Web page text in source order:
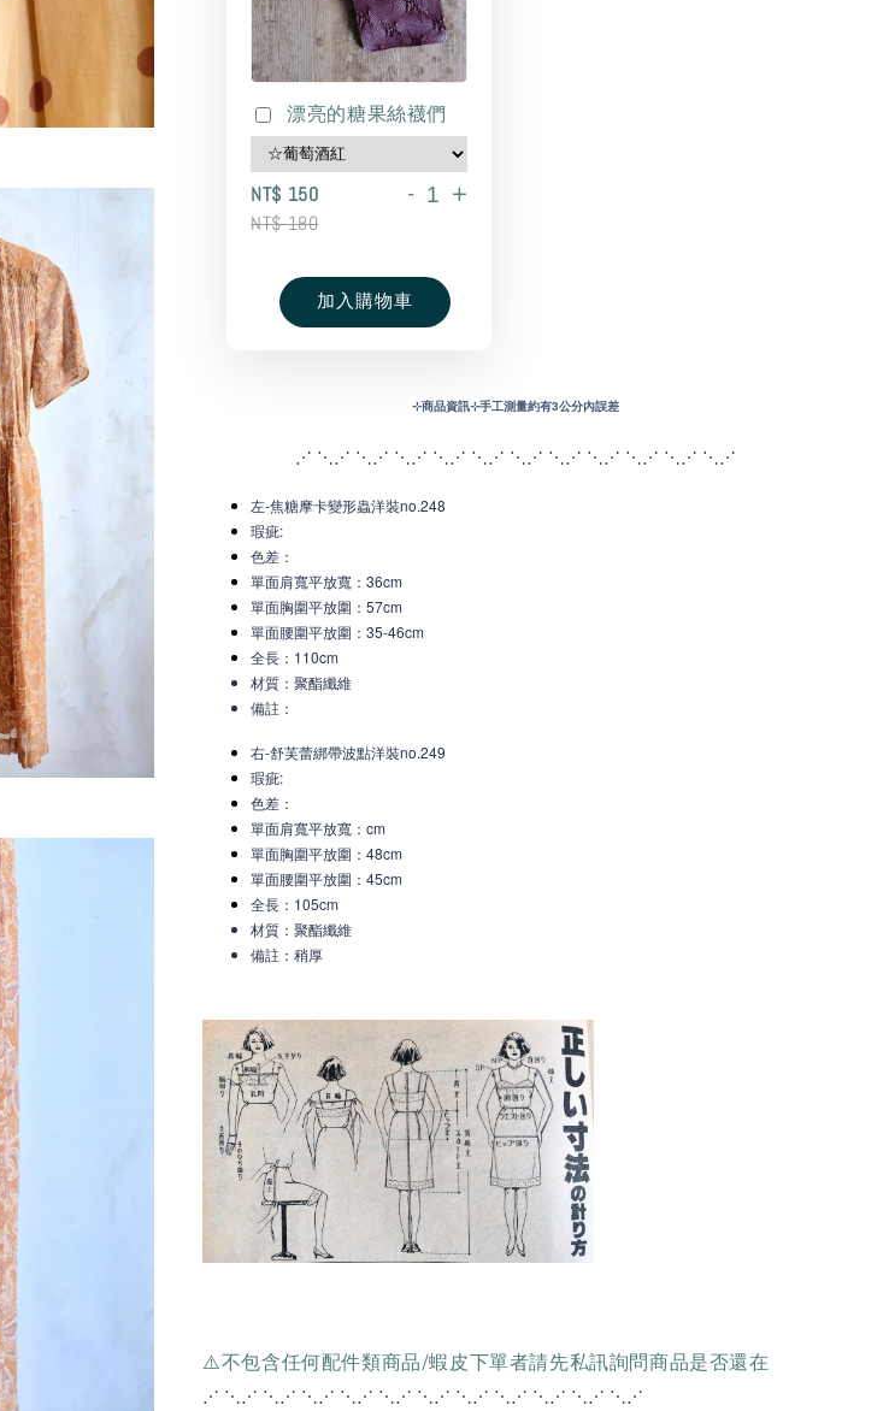
漂亮的糖果絲襪們
NT$ 150
NT$ 180
- +
加入購物車
⊹商品資訊⊹手工測量約有3公分內誤差
⋰ ⋱⋰ ⋱⋰ ⋱⋰ ⋱⋰ ⋱⋰ ⋱⋰ ⋱⋰ ⋱ ⋰ ⋱⋰ ⋱⋰ ⋱⋰
左-焦糖摩卡變形蟲洋裝no.248
瑕疵:
色差：
單面肩寬平放寬 ：36cm
單面胸圍平放圍：57cm
單面腰圍平放圍：35-46cm
全長：110cm
材質：聚酯纖維
備註：
右-舒芙蕾綁帶波點洋裝no.249
瑕疵:
色差：
單面肩寬平放寬 ：cm
單面胸圍平放圍：48cm
單面腰圍平放圍：45cm
全長：105cm
材質：聚酯纖維
備註：稍厚
⚠️不包含任何配件類商品/蝦皮下單者請先私訊詢問商品是否還在
⋰ ⋱⋰ ⋱⋰ ⋱⋰ ⋱⋰ ⋱⋰ ⋱⋰ ⋱⋰ ⋱ ⋰ ⋱⋰ ⋱⋰ ⋱⋰